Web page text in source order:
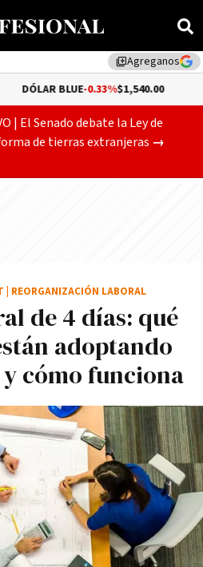
library_addAgreganos
-0.33%$1,540.00
| El Senado debate la Ley de
de tierras extranjeras →
de 4 días: qué
adoptando
cómo funciona
REORGANIZACIÓN LABORAL